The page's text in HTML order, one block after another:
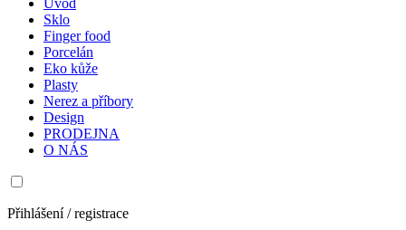
Úvod
Sklo
Finger food
Porcelán
Eko kůže
Plasty
Nerez a příbory
Design
PRODEJNA
O NÁS
Přihlášení / registrace